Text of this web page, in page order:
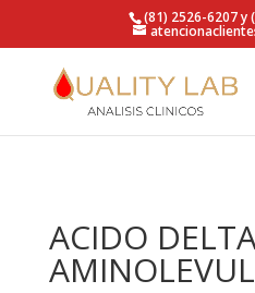
https://qualitylab.mx/(81) 2526-6207 y
ACIDO